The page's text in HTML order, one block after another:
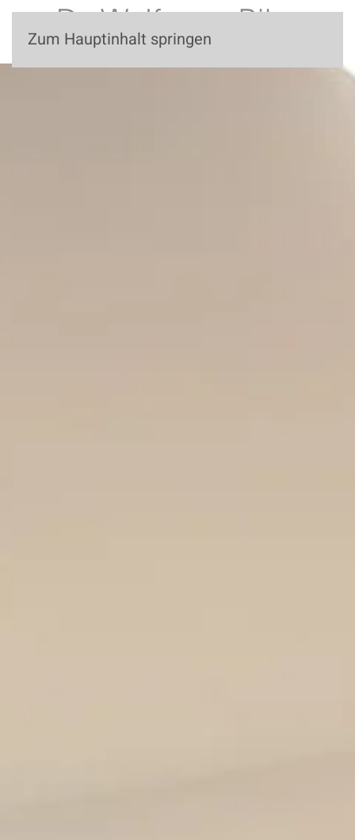
Zum Hauptinhalt springen